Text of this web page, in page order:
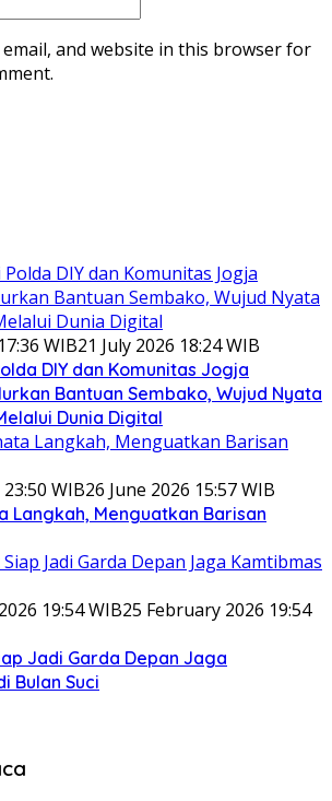
email, and website in this browser for
WIB21 July 2026 18:24 WIB
DIY dan Komunitas Jogja
Bantuan Sembako, Wujud Nyata
Dunia Digital
WIB26 June 2026 15:57 WIB
Langkah, Menguatkan Barisan
19:54 WIB25 February 2026 19:54
Jadi Garda Depan Jaga
Bulan Suci